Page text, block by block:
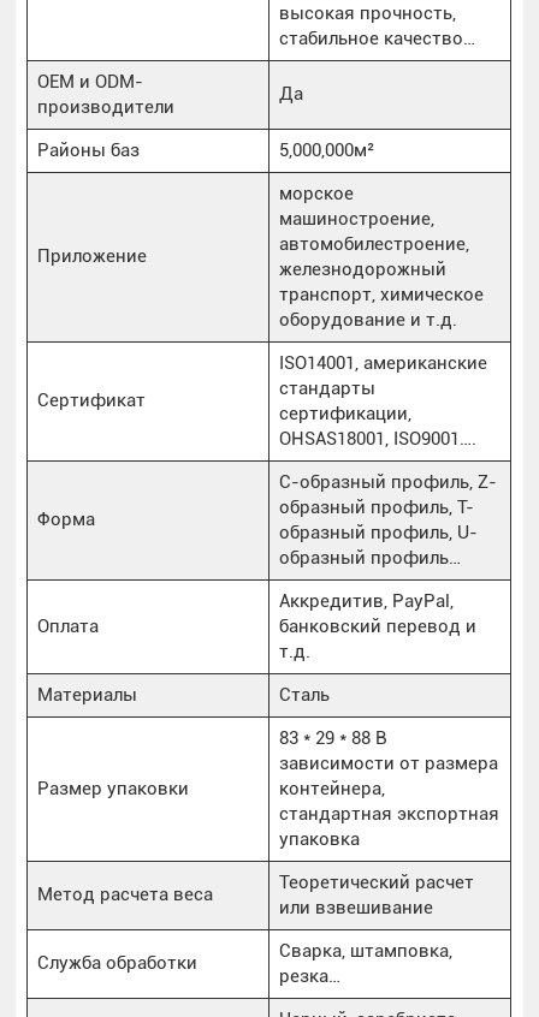
высокая прочность,
стабильное качество…
OEM и ODM-
производители
Да
Районы баз 5,000,000м²
Приложение
морское
машиностроение,
автомобилестроение,
железнодорожный
транспорт, химическое
оборудование и т.д.
Сертификат
ISO14001, американские
стандарты
сертификации,
OHSAS18001, ISO9001….
Форма
С-образный профиль, Z-
образный профиль, Т-
образный профиль, U-
образный профиль…
Оплата
Аккредитив, PayPal,
банковский перевод и
т.д.
Материалы
Сталь
Размер упаковки
83 * 29 * 88 В
зависимости от размера
контейнера,
стандартная экспортная
упаковка
Метод расчета веса
Теоретический расчет
или взвешивание
Служба обработки
Сварка, штамповка,
резка…